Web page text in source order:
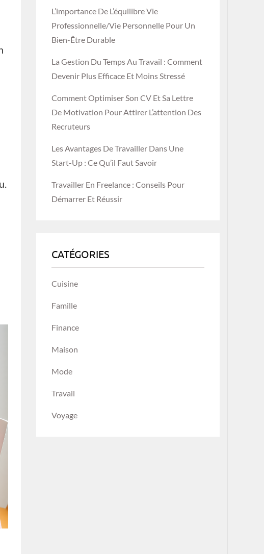
L’importance De L’équilibre Vie
Professionnelle/vie Personnelle Pour Un
Bien-Être Durable
La Gestion Du Temps Au Travail : Comment
Devenir Plus Efficace Et Moins Stressé
Comment Optimiser Son CV Et Sa Lettre
De Motivation Pour Attirer L’attention Des
Recruteurs
Les Avantages De Travailler Dans Une
Start-Up : Ce Qu’il Faut Savoir
Travailler En Freelance : Conseils Pour
Démarrer Et Réussir
CATÉGORIES
Cuisine
Famille
Finance
Maison
Mode
Travail
Voyage